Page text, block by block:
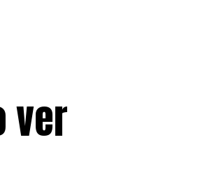
ver